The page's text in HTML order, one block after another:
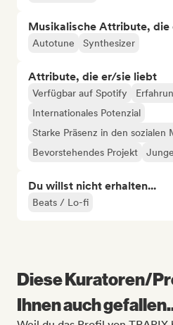
Musikalische Attribute, die
Autotune Synthesizer
Attribute, die er/sie liebt
Verfügbar auf Spotify
Internationales Potenzial
Starke Präsenz in den sozialen
Bevorstehendes Projekt
Du willst nicht erhalten...
Beats / Lo-fi
Diese Kuratoren/
Ihnen auch